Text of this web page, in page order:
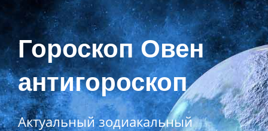
Гороскоп Овен
антигороскоп
Актуальный зодиакальный